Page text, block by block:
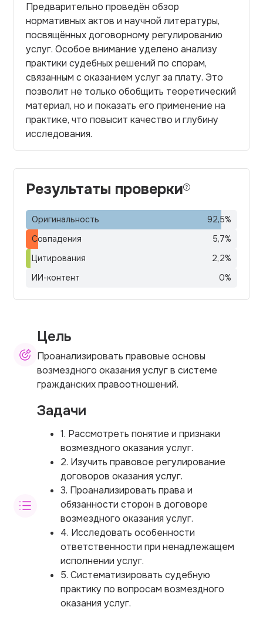
Предварительно проведён обзор
нормативных актов и научной литературы,
посвящённых договорному регулированию
услуг. Особое внимание уделено анализу
практики судебных решений по спорам,
связанным с оказанием услуг за плату. Это
позволит не только обобщить теоретический
материал, но и показать его применение на
практике, что повысит качество и глубину
исследования.
Результаты проверки
Оригинальность 92,5%
Совпадения
5,7%
Цитирования
2,2%
ИИ-контент
0%
Цель
Проанализировать правовые основы
возмездного оказания услуг в системе
гражданских правоотношений.
Задачи
1. Рассмотреть понятие и признаки
возмездного оказания услуг.
2. Изучить правовое регулирование
договоров оказания услуг.
3. Проанализировать права и
обязанности сторон в договоре
возмездного оказания услуг.
4. Исследовать особенности
ответственности при ненадлежащем
исполнении услуг.
5. Систематизировать судебную
практику по вопросам возмездного
оказания услуг.